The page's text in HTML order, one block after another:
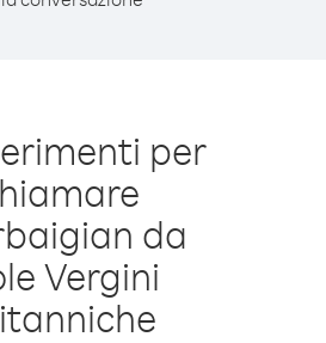
per
da
Vergini